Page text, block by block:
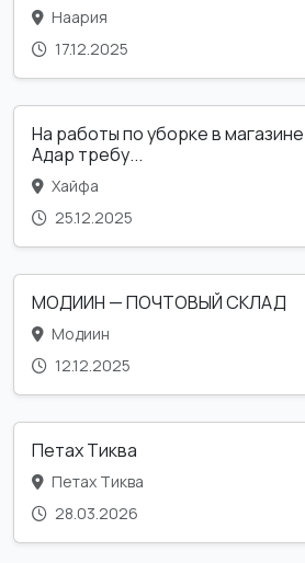
Наария
17.12.2025
На работы по уборке в
Адар требу...
Хайфа
25.12.2025
МОДИИН — ПОЧТОВЫЙ СКЛАД
Модиин
12.12.2025
Петах Тиква
Петах Тиква
28.03.2026